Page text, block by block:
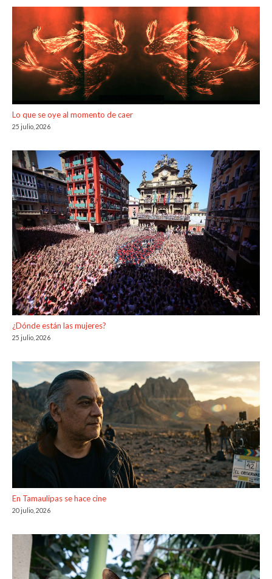
Lo que se oye al momento de caer
25 julio, 2026
¿Dónde están las mujeres?
25 julio, 2026
En Tamaulipas se hace cine
20 julio, 2026